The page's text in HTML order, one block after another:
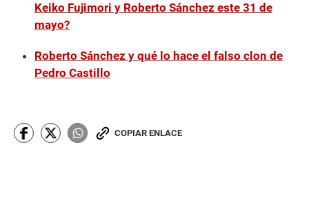
Keiko Fujimori y Roberto Sánchez este 31 de
mayo?
Roberto Sánchez y qué lo hace el falso clon de
Pedro Castillo
COPIAR ENLACE